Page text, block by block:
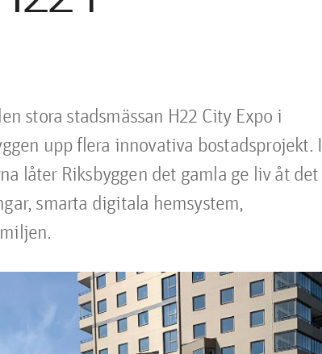
stora stadsmässan H22 City Expo i
upp flera innovativa bostadsprojekt. I
låter Riksbyggen det gamla ge liv åt det
smarta digitala hemsystem,